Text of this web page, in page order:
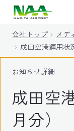
会社トップ メデ
成田空港運用状
お知らせ詳細
成田空
月分）